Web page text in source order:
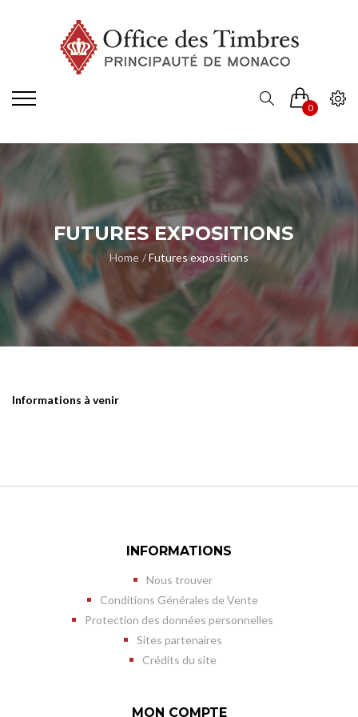
0
FUTURES EXPOSITIONS
Home Futures expositions
Informations à venir
INFORMATIONS
Nous trouver
Conditions Générales de Vente
Protection des données personnelles
Sites partenaires
Crédits du site
MON COMPTE